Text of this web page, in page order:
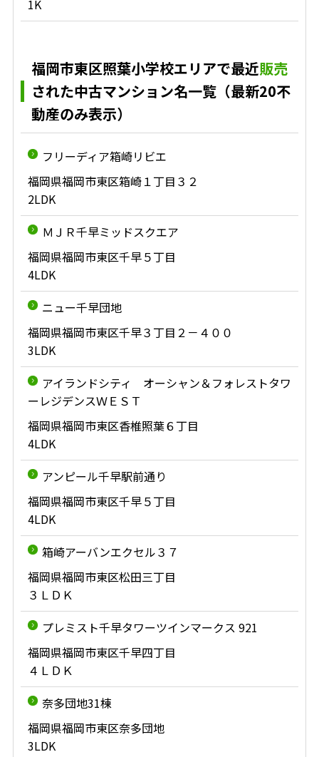
1K
福岡市東区照葉小学校エリアで最近販売
された中古マンション名一覧（最新20不
動産のみ表示）
フリーディア箱崎リビエ
福岡県福岡市東区箱崎１丁目３２
2LDK
ＭＪＲ千早ミッドスクエア
福岡県福岡市東区千早５丁目
4LDK
ニュー千早団地
福岡県福岡市東区千早３丁目２－４００
3LDK
アイランドシティ オーシャン＆フォレストタワ
ーレジデンスＷＥＳＴ
福岡県福岡市東区香椎照葉６丁目
4LDK
アンピール千早駅前通り
福岡県福岡市東区千早５丁目
4LDK
箱崎アーバンエクセル３７
福岡県福岡市東区松田三丁目
３ＬＤＫ
プレミスト千早タワーツインマークス 921
福岡県福岡市東区千早四丁目
４ＬＤＫ
奈多団地31棟
福岡県福岡市東区奈多団地
3LDK